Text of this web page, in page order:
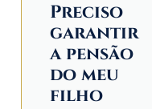
Preciso
garantir
a pensão
do meu
filho